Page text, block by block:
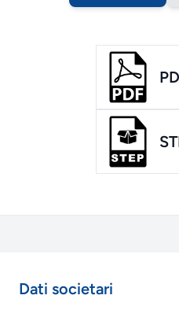
Dati societari